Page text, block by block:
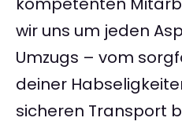
wir uns um jeden
Umzugs – vom
deiner
sicheren Transport